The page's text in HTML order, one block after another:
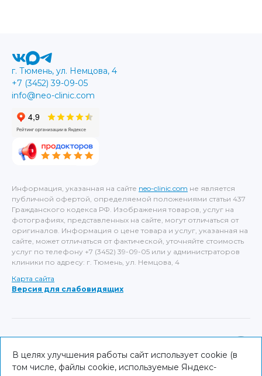
Информация, указанная на сайте neo-clinic.com не является
публичной офертой, определяемой положениями статьи 437
Гражданского кодекса РФ. Изображения товаров, услуг на
фотографиях, представленных на сайте, могут отличаться от
оригиналов. Информация о цене товара и услуг, указанная на
сайте, может отличаться от фактической, уточняйте стоимость
услуг по телефону +7 (3452) 39-09-05 или у администраторов
клиники по адресу: г. Тюмень, ул. Немцова, 4
Карта сайта
Версия для слабовидящих
г. Тюмень, ул. Немцова, 4
+7 (3452) 39-09-05
info@neo-clinic.com
КОНСУЛЬТАЦИЯ СПЕЦИАЛИСТА
В целях улучшения работы сайт использует cookie (в
том числе, файлы cookie, используемые Яндекс-